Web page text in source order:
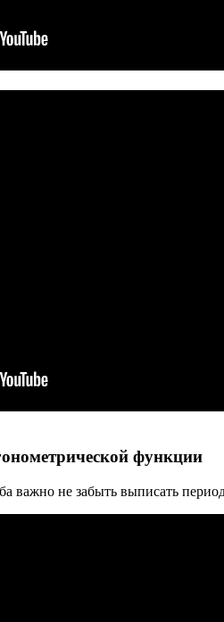
функции
важно не забыть выписать